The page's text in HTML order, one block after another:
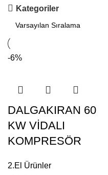
Kategoriler
-6%
DALGAKIRAN 60
KW VİDALI
KOMPRESÖR
2.El Ürünler